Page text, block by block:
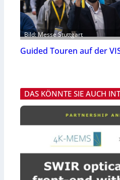
Bild: Messe Stuttgart
Guided Touren auf der
DAS KÖNNTE SIE AUCH